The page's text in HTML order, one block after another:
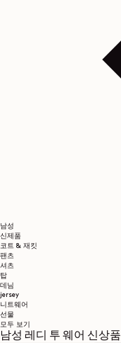
남성
신제품
코트 & 재킷
팬츠
셔츠
탑
데님
jersey
니트웨어
선물
모두 보기
남성 레디 투 웨어 신상품